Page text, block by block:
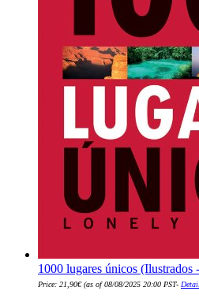
1000 lugares únicos (Ilustrados
Price: 21,90€(as of 08/08/2025 20:00 PST-